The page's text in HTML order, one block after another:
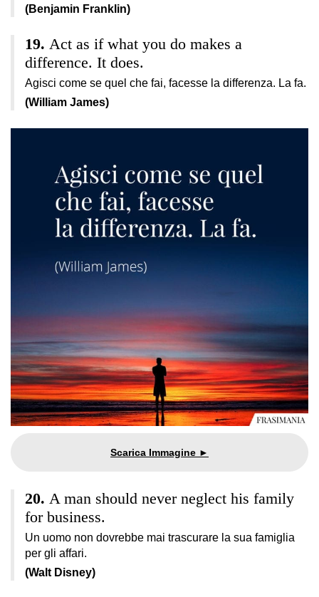
(Benjamin Franklin)
Act as if what you do makes a
difference. It does.
Agisci come se quel che fai, facesse la differenza. La fa.
(William James)
A man should never neglect his family
for business.
Un uomo non dovrebbe mai trascurare la sua famiglia
per gli affari.
(Walt Disney)